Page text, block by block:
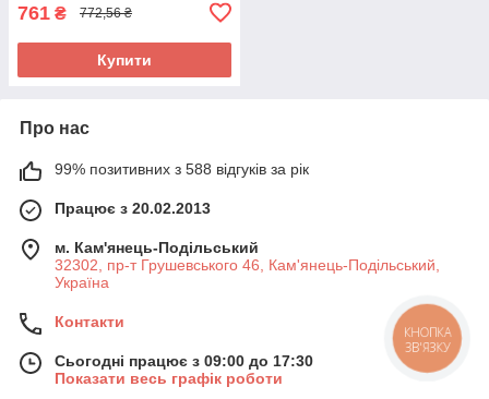
761 ₴ 772,56 ₴
Купити
Про нас
99% позитивних з 588 відгуків за рік
Працює з 20.02.2013
м. Кам'янець-Подільський
32302, пр-т Грушевського 46, Кам'янець-Подільський,
Україна
Контакти
Сьогодні працює з 09:00 до 17:30
Показати весь графік роботи
КНОПКА
ЗВ'ЯЗКУ